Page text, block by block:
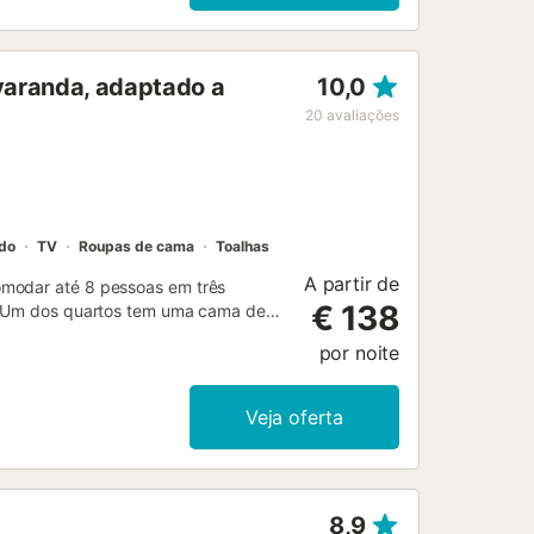
adaptado a
10,0
20 avaliações
TV Roupas de cama Toalhas
até 8 pessoas em três
dos quartos tem uma cama de
com toalhas e roupa de cama
dois sofás-cama individuais, o
o seu conforto, o apartamento
nós fornecemos tudo o que possa
A cozinha de estilo americano
forno, frigorífico/congelador e
A partir de
€ 138
por noite
Veja oferta
8,9